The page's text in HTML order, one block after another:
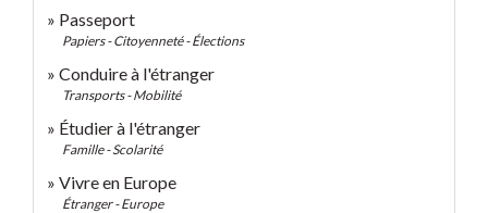
Passeport
Papiers - Citoyenneté - Élections
Conduire à l'étranger
Transports - Mobilité
Étudier à l'étranger
Famille - Scolarité
Vivre en Europe
Étranger - Europe